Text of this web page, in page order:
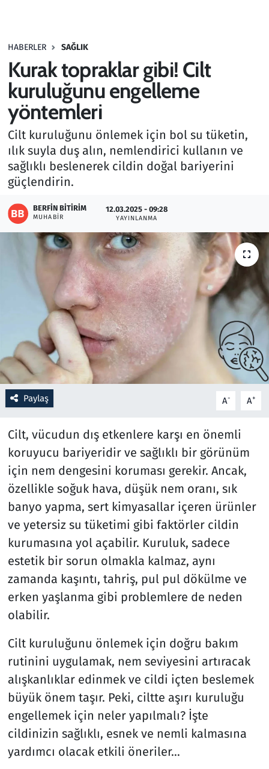
HABERLER SAĞLIK
Kurak topraklar gibi! Cilt
kuruluğunu engelleme
yöntemleri
Cilt kuruluğunu önlemek için bol su tüketin,
ılık suyla duş alın, nemlendirici kullanın ve
sağlıklı beslenerek cildin doğal bariyerini
güçlendirin.
BERFIN BITIRIM
MUHABIR
12.03.2025 - 09:28
YAYINLANMA
Paylaş A- A+
Cilt, vücudun dış etkenlere karşı en önemli
koruyucu bariyeridir ve sağlıklı bir görünüm
için nem dengesini koruması gerekir. Ancak,
özellikle soğuk hava, düşük nem oranı, sık
banyo yapma, sert kimyasallar içeren ürünler
ve yetersiz su tüketimi gibi faktörler cildin
kurumasına yol açabilir. Kuruluk, sadece
estetik bir sorun olmakla kalmaz, aynı
zamanda kaşıntı, tahriş, pul pul dökülme ve
erken yaşlanma gibi problemlere de neden
olabilir.
Cilt kuruluğunu önlemek için doğru bakım
rutinini uygulamak, nem seviyesini artıracak
alışkanlıklar edinmek ve cildi içten beslemek
büyük önem taşır. Peki, ciltte aşırı kuruluğu
engellemek için neler yapılmalı? İşte
cildinizin sağlıklı, esnek ve nemli kalmasına
yardımcı olacak etkili öneriler…
Haber
Kültür Sanat
Kurumsal Haberler
Lezzet Durağı
Memur ve Kamu
Otomobil
Oyun
Ramazan
Resmi İlanlar
Rüya Tabirleri
Sağlık
Savunma Sanayi
Spor
Teknoloji ve Bilim
Televizyon